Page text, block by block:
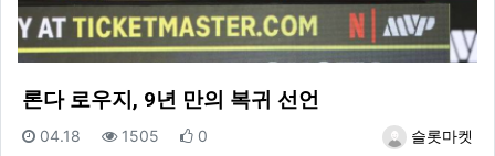
론다 로우지, 9년 만의 복귀 선언
등록자슬롯마켓
등록일
04.18 조회
1505 추천
0